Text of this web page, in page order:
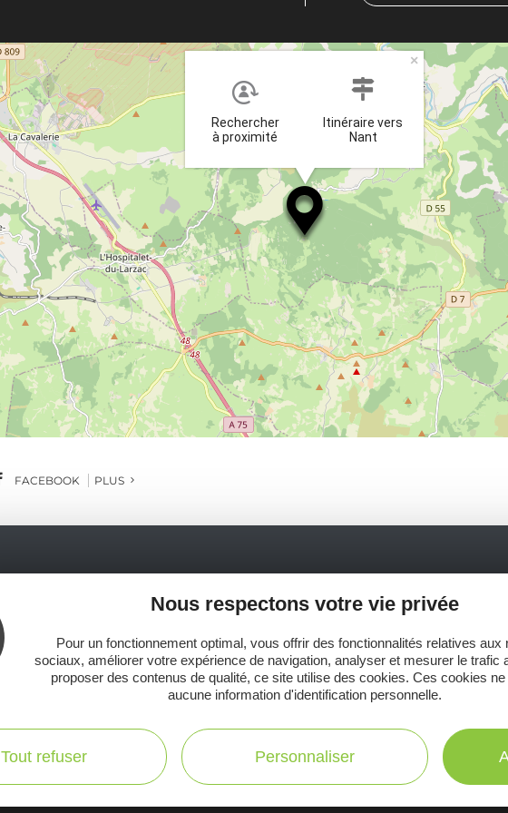
Rechercher
à proximité
Itinéraire vers
Nant
×
FACEBOOK PLUS
Ne manquez pas notre newsletter mensuelle
inspirer pour profiter pleinement de votre
Voir la Carte
Toutes les infos
pratiques
Nous respectons votre vie privée
Pour un fonctionnement optimal, vous offrir des fonctionnalités relatives aux
sociaux, améliorer votre expérience de navigation, analyser et mesurer le trafic
proposer des contenus de qualité, ce site utilise des cookies. Ces cookies
aucune information d'identification personnelle.
Tout refuser Personnaliser